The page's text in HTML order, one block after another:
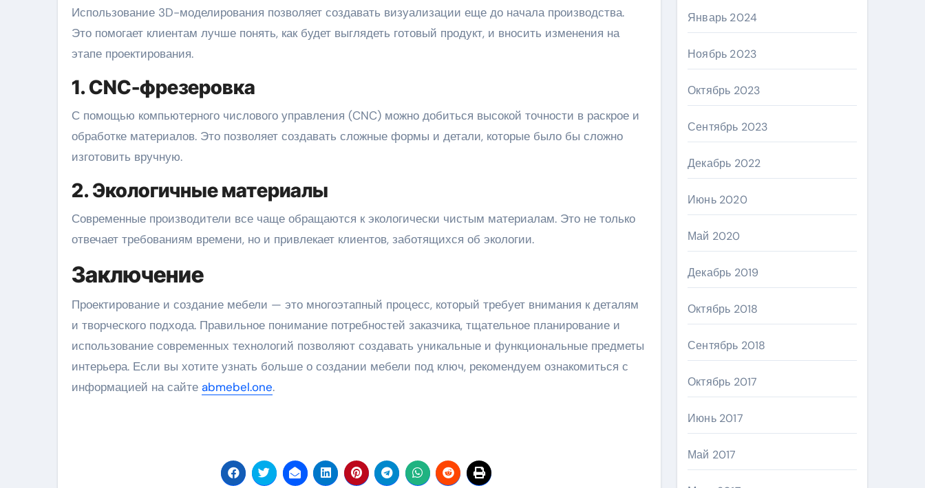
Использование 3D-моделирования позволяет создавать визуализации еще до начала производства.
Это помогает клиентам лучше понять, как будет выглядеть готовый продукт, и вносить изменения на
этапе проектирования.
1. CNC-фрезеровка
С помощью компьютерного числового управления (CNC) можно добиться высокой точности в раскрое и
обработке материалов. Это позволяет создавать сложные формы и детали, которые было бы сложно
изготовить вручную.
2. Экологичные материалы
Современные производители все чаще обращаются к экологически чистым материалам. Это не только
отвечает требованиям времени, но и привлекает клиентов, заботящихся об экологии.
Заключение
Проектирование и создание мебели — это многоэтапный процесс, который требует внимания к деталям
и творческого подхода. Правильное понимание потребностей заказчика, тщательное планирование и
использование современных технологий позволяют создавать уникальные и функциональные предметы
интерьера. Если вы хотите узнать больше о создании мебели под ключ, рекомендуем ознакомиться с
информацией на сайте abmebel.one.
Январь 2024
Ноябрь 2023
Октябрь 2023
Сентябрь 2023
Декабрь 2022
Июнь 2020
Май 2020
Декабрь 2019
Октябрь 2018
Сентябрь 2018
Октябрь 2017
Июнь 2017
Май 2017